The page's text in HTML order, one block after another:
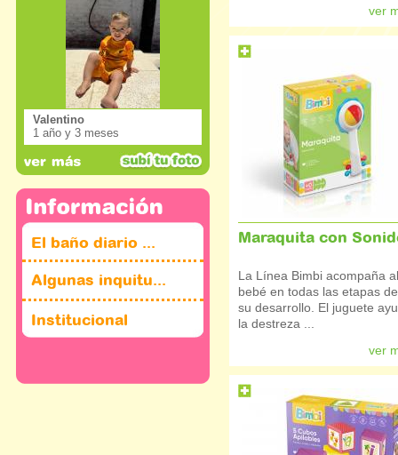
Valentino
1 año y 3 meses
El baño diario ...
Algunas inquitu...
Institucional
ver
Maraquita con
La Línea Bimbi acompaña al
bebé en todas las etapas de
su desarrollo. El juguete
la destreza ...
ver